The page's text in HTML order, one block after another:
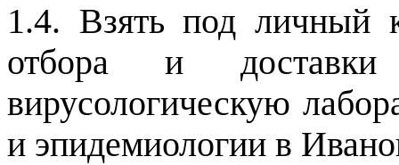
1.4. Взять под личный
отбора и
вирусологическую
и эпидемиологии в